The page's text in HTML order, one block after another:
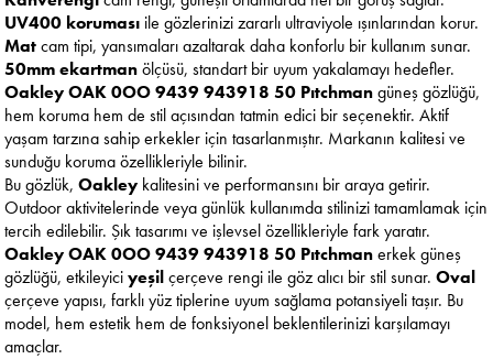
UV400 koruması ile gözlerinizi zararlı ultraviyole ışınlarından korur.
Matcam tipi, yansımaları azaltarak daha konforlu bir kullanım sunar.
50mm ekartmanölçüsü, standart bir uyum yakalamayı hedefler.
Oakley OAK 0OO 9439 943918 50 Pıtchmangüneş gözlüğü,
hem koruma hem de stil açısından tatmin edici bir seçenektir. Aktif
yaşam tarzına sahip erkekler için tasarlanmıştır. Markanın kalitesi ve
sunduğu koruma özellikleriyle bilinir.
Bu gözlük,Oakley kalitesini ve performansını bir araya getirir.
Outdoor aktivitelerinde veya günlük kullanımda stilinizi tamamlamak için
tercih edilebilir. Şık tasarımı ve işlevsel özellikleriyle fark yaratır.
Oakley OAK 0OO 9439 943918 50 Pıtchmanerkek güneş
gözlüğü, etkileyiciyeşilçerçeve rengi ile göz alıcı bir stil sunar.Oval
çerçeve yapısı, farklı yüz tiplerine uyum sağlama potansiyeli taşır. Bu
model, hem estetik hem de fonksiyonel beklentilerinizi karşılamayı
amaçlar.